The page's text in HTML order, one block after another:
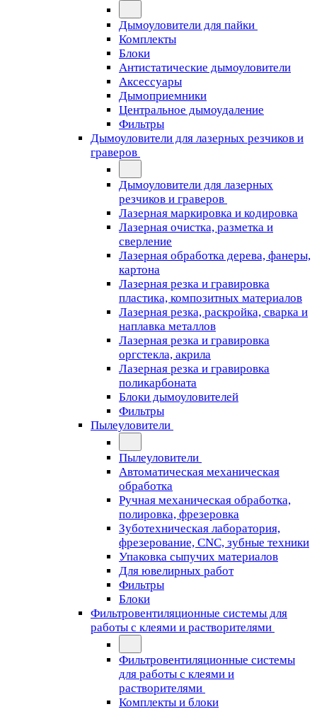
Дымоуловители для пайки
Комплекты
Блоки
Антистатические дымоуловители
Аксессуары
Дымоприемники
Центральное дымоудаление
Фильтры
Дымоуловители для лазерных резчиков и
граверов
Дымоуловители для лазерных
резчиков и граверов
Лазерная маркировка и кодировка
Лазерная очистка, разметка и
сверление
Лазерная обработка дерева, фанеры,
картона
Лазерная резка и гравировка
пластика, композитных материалов
Лазерная резка, раскройка, сварка и
наплавка металлов
Лазерная резка и гравировка
оргстекла, акрила
Лазерная резка и гравировка
поликарбоната
Блоки дымоуловителей
Фильтры
Пылеуловители
Пылеуловители
Автоматическая механическая
обработка
Ручная механическая обработка,
полировка, фрезеровка
Зуботехническая лаборатория,
фрезерование, CNC, зубные техники
Упаковка сыпучих материалов
Для ювелирных работ
Фильтры
Блоки
Фильтровентиляционные системы для
работы с клеями и растворителями
Фильтровентиляционные системы
для работы с клеями и
растворителями
Комплекты и блоки